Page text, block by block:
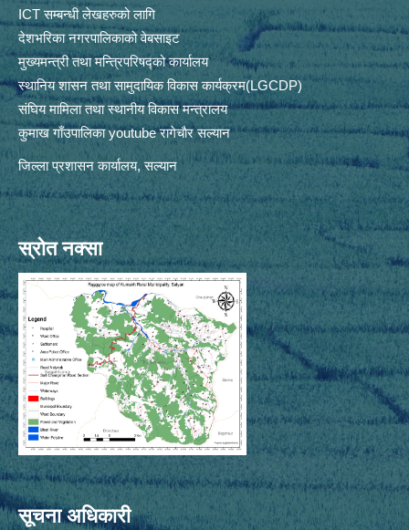
ICT सम्बन्धी लेखहरुको लागि
देशभरिका नगरपालिकाको वेबसाइट
मुख्यमन्त्री तथा मन्त्रिपरिषद्को कार्यालय
स्थानिय शासन तथा सामुदायिक विकास कार्यक्रम(LGCDP)
संघिय मामिला तथा स्थानीय विकास मन्त्रालय
कुमाख गाँउपालिका youtube रागेचाैर सल्यान
जिल्ला प्रशासन कार्यालय, सल्यान
स्रोत नक्सा
सूचना अधिकारी